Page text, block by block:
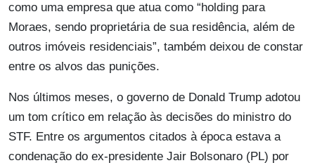
como uma empresa que atua como “holding para
Moraes, sendo proprietária de sua residência, além de
outros imóveis residenciais”, também deixou de constar
entre os alvos das punições.
Nos últimos meses, o governo de Donald Trump adotou
um tom crítico em relação às decisões do ministro do
STF. Entre os argumentos citados à época estava a
condenação do ex-presidente Jair Bolsonaro (PL) por